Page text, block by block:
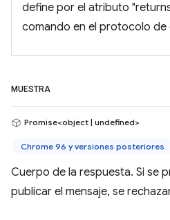
define por el atributo
comando en el protocolo
MUESTRA
Promise<object | undefined>
Chrome 96 y versiones posteriores
Cuerpo de la respuesta. Si se
publicar el mensaje, se